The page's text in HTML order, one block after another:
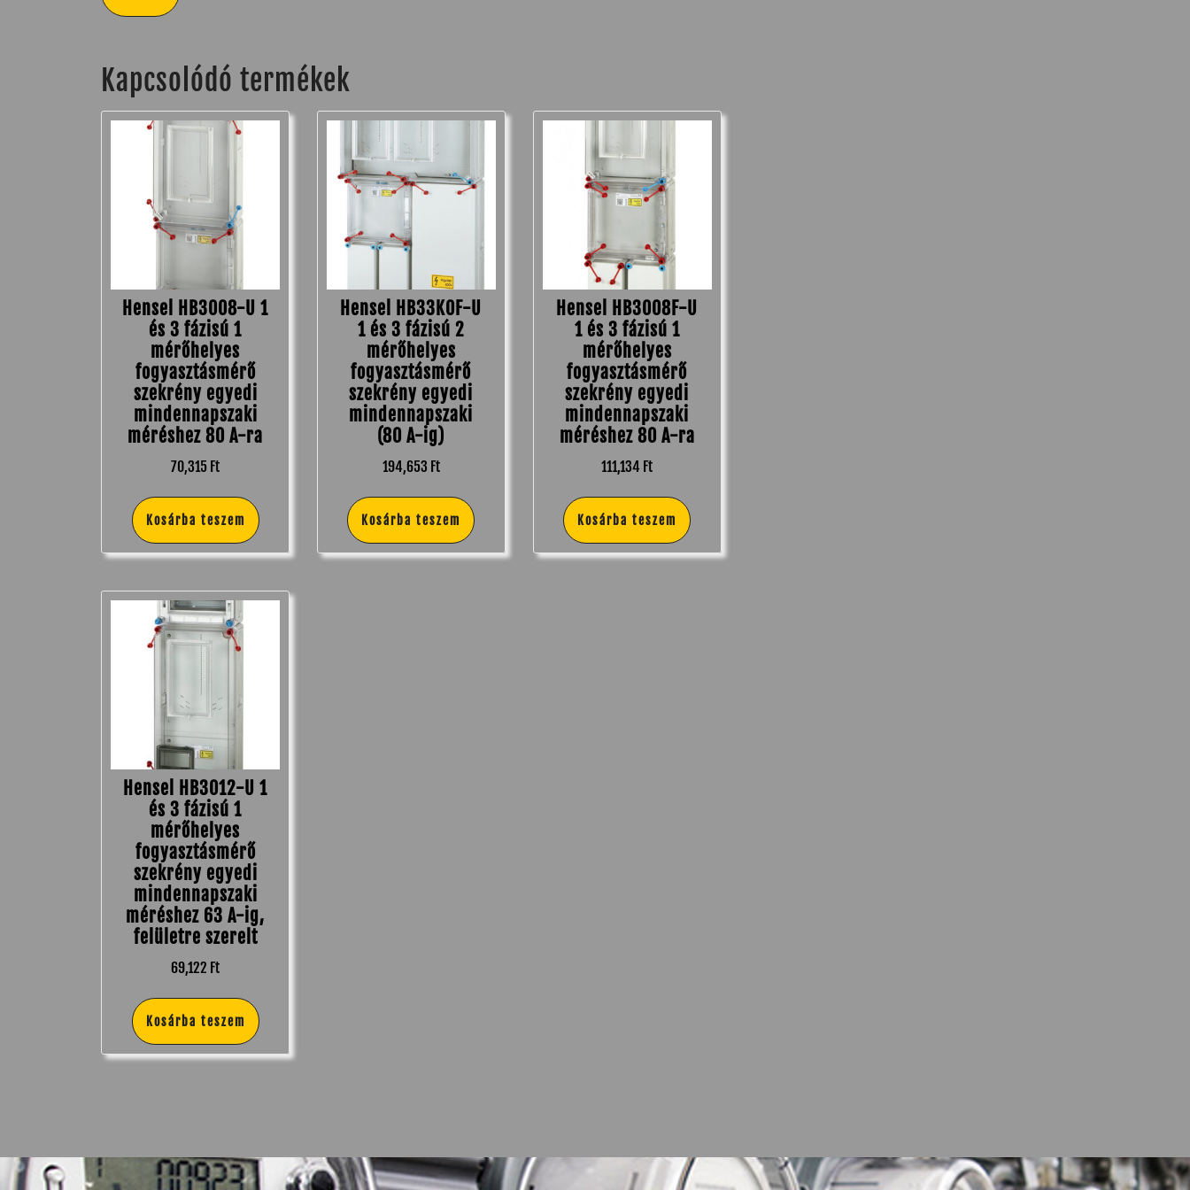
Kapcsolódó termékek
Hensel HB3008-U 1
és 3 fázisú 1
mérőhelyes
fogyasztásmérő
szekrény egyedi
mindennapszaki
méréshez 80 A-ra
70,315 Ft
Kosárba teszem
Hensel HB33K0F-U
1 és 3 fázisú 2
mérőhelyes
fogyasztásmérő
szekrény egyedi
mindennapszaki
(80 A-ig)
194,653 Ft
Kosárba teszem
Hensel HB3008F-U
1 és 3 fázisú 1
mérőhelyes
fogyasztásmérő
szekrény egyedi
mindennapszaki
méréshez 80 A-ra
111,134 Ft
Kosárba teszem
Hensel HB3012-U 1
és 3 fázisú 1
mérőhelyes
fogyasztásmérő
szekrény egyedi
mindennapszaki
méréshez 63 A-ig,
felületre szerelt
69,122 Ft
Kosárba teszem